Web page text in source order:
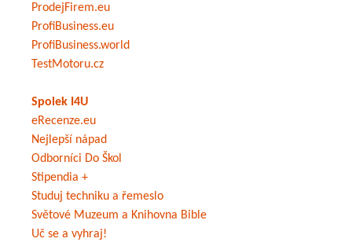
ProdejFirem.eu
ProfiBusiness.eu
ProfiBusiness.world
TestMotoru.cz
Spolek I4U
eRecenze.eu
Nejlepší nápad
Odborníci Do Škol
Stipendia +
Studuj techniku a řemeslo
Světové Muzeum a Knihovna Bible
Uč se a vyhraj!